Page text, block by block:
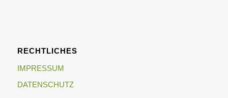
RECHTLICHES
IMPRESSUM
DATENSCHUTZ